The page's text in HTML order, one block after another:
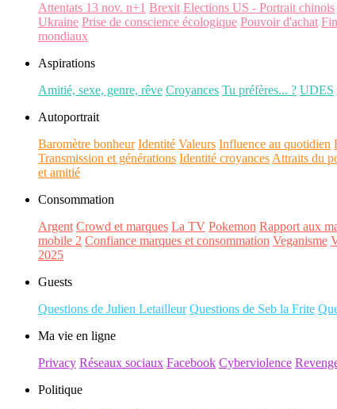
Attentats 13 nov. n+1 Brexit Elections US - Portrait chinois
Ukraine Prise de conscience écologique Pouvoir d'achat
mondiaux
Aspirations
Amitié, sexe, genre, rêve Croyances Tu préfères... ? UDES
Autoportrait
Baromètre bonheur Identité Valeurs Influence au quotidien
Transmission et générations Identité croyances Attraits du
et amitié
Consommation
Argent Crowd et marques La TV Pokemon Rapport aux
mobile 2 Confiance marques et consommation Veganisme
2025
Guests
Questions de Julien Letailleur Questions de Seb la Frite
Ma vie en ligne
Privacy Réseaux sociaux Facebook Cyberviolence
Politique